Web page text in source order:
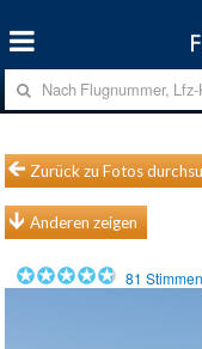
Zurück zu Fotos
Anderen zeigen
81